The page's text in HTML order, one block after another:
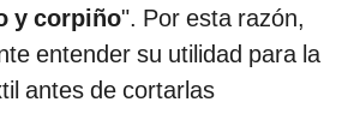
y corpiño". Por esta razón,
entender su utilidad para la
antes de cortarlas